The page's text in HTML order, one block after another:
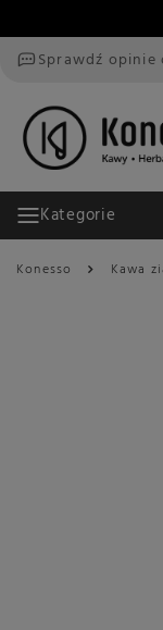
Sprawdź opinie
Kategorie
Konesso Kawa